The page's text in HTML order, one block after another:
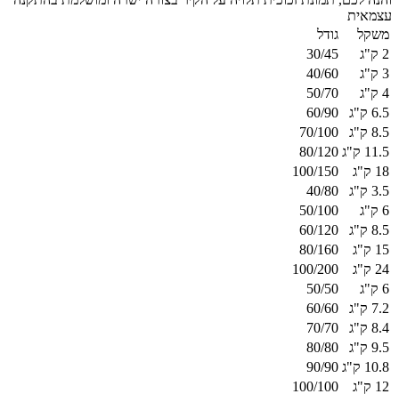
עצמאית
משקל
גודל
2 ק"ג
30/45
3 ק"ג
40/60
4 ק"ג
50/70
6.5 ק"ג
60/90
8.5 ק"ג
70/100
11.5 ק"ג
80/120
18 ק"ג
100/150
3.5 ק"ג
40/80
6 ק"ג
50/100
8.5 ק"ג
60/120
15 ק"ג
80/160
24 ק"ג
100/200
6 ק"ג
50/50
7.2 ק"ג
60/60
8.4 ק"ג
70/70
9.5 ק"ג
80/80
10.8 ק"ג
90/90
12 ק"ג
100/100